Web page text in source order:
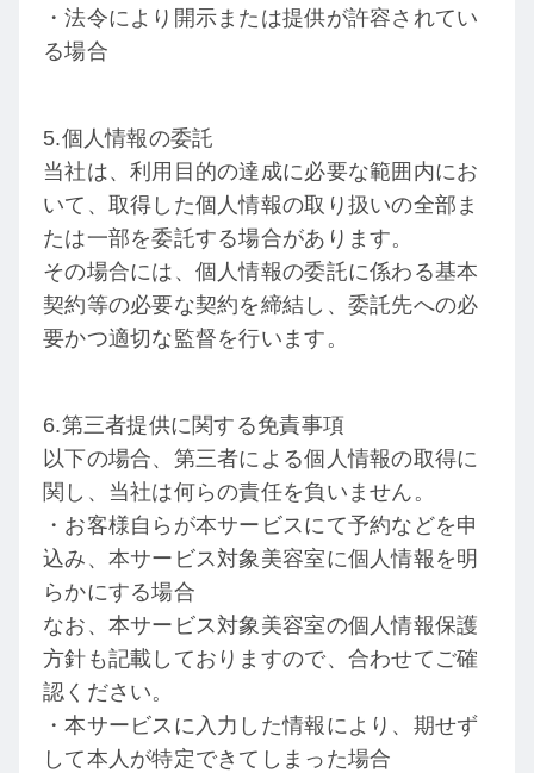
・法令により開示または提供が許容されてい
る場合
5.個人情報の委託
当社は、利用目的の達成に必要な範囲内にお
いて、取得した個人情報の取り扱いの全部ま
たは一部を委託する場合があります。
その場合には、個人情報の委託に係わる基本
契約等の必要な契約を締結し、委託先への必
要かつ適切な監督を行います。
6.第三者提供に関する免責事項
以下の場合、第三者による個人情報の取得に
関し、当社は何らの責任を負いません。
・お客様自らが本サービスにて予約などを申
込み、本サービス対象美容室に個人情報を明
らかにする場合
なお、本サービス対象美容室の個人情報保護
方針も記載しておりますので、合わせてご確
認ください。
・本サービスに入力した情報により、期せず
して本人が特定できてしまった場合